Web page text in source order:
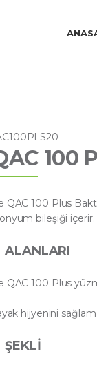
100
QAC 100 Plus
bileşiği içerir.
ALANLARI
QAC 100 Plus
hijyenini
ŞEKLI